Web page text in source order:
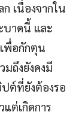
เนื่องจากใน
บาดนี้ และ
พื่อกักตุน
มถึงยังคงมี
ปต์ที่ยังต้องรอ
แต่เกิดการ